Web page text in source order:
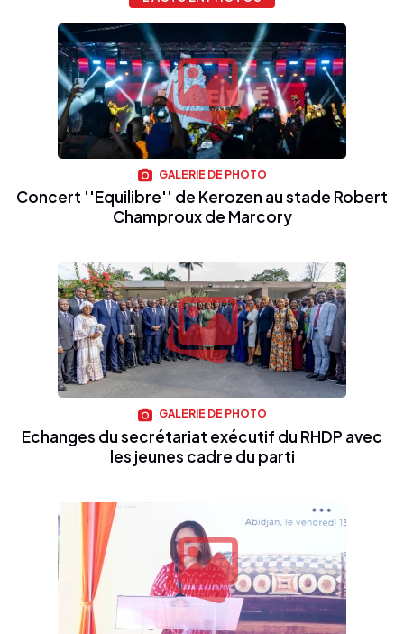
GALERIE DE PHOTO
Concert ''Equilibre'' de Kerozen au stade Robert
Champroux de Marcory
GALERIE DE PHOTO
Echanges du secrétariat exécutif du RHDP avec
les jeunes cadre du parti